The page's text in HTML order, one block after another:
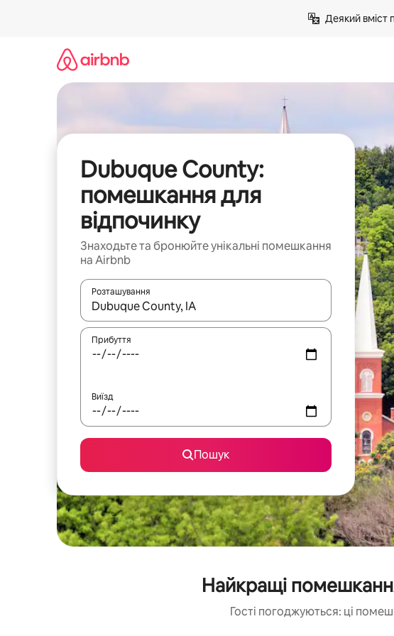
Деякий вміст
Dubuque County:
помешкання для
відпочинку
Знаходьте та бронюйте унікальні помешкання
на Airbnb
Розташування
Отримавши результати пошуку, використовуйте для навігації
Прибуття
Виїзд
Пошук
Найкращі
Гості погоджуються: ці